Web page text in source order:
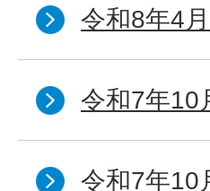
令和8年4
令和7年10
令和7年10